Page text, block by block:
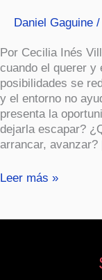
Daniel Gaguine /
Por Cecilia Inés
cuando el querer y
posibilidades se
y el entorno no
presenta la
dejarla escapar?
arrancar,
Leer más »